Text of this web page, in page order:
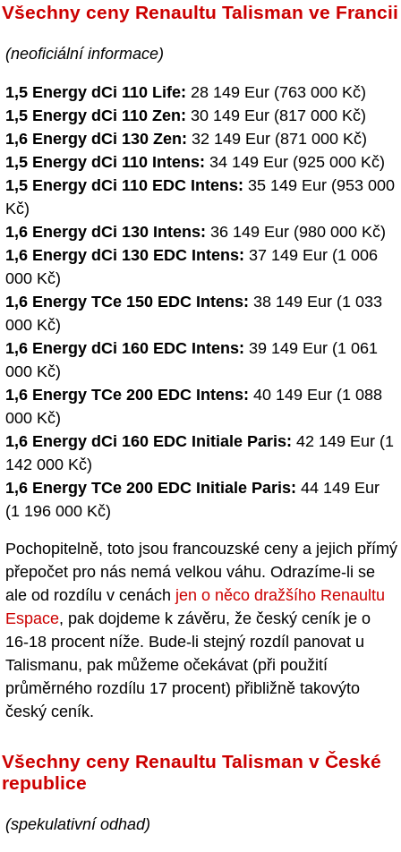
Všechny ceny Renaultu Talisman ve Francii
(neoficiální informace)
1,5 Energy dCi 110 Life: 28 149 Eur (763 000 Kč)
1,5 Energy dCi 110 Zen: 30 149 Eur (817 000 Kč)
1,6 Energy dCi 130 Zen: 32 149 Eur (871 000 Kč)
1,5 Energy dCi 110 Intens: 34 149 Eur (925 000 Kč)
1,5 Energy dCi 110 EDC Intens: 35 149 Eur (953 000
Kč)
1,6 Energy dCi 130 Intens: 36 149 Eur (980 000 Kč)
1,6 Energy dCi 130 EDC Intens: 37 149 Eur (1 006
000 Kč)
1,6 Energy TCe 150 EDC Intens: 38 149 Eur (1 033
000 Kč)
1,6 Energy dCi 160 EDC Intens: 39 149 Eur (1 061
000 Kč)
1,6 Energy TCe 200 EDC Intens: 40 149 Eur (1 088
000 Kč)
1,6 Energy dCi 160 EDC Initiale Paris: 42 149 Eur (1
142 000 Kč)
1,6 Energy TCe 200 EDC Initiale Paris: 44 149 Eur
(1 196 000 Kč)
Pochopitelně, toto jsou francouzské ceny a jejich přímý
přepočet pro nás nemá velkou váhu. Odrazíme-li se
ale od rozdílu v cenách jen o něco dražšího Renaultu
Espace, pak dojdeme k závěru, že český ceník je o
16-18 procent níže. Bude-li stejný rozdíl panovat u
Talismanu, pak můžeme očekávat (při použití
průměrného rozdílu 17 procent) přibližně takovýto
český ceník.
Všechny ceny Renaultu Talisman v České
republice
(spekulativní odhad)